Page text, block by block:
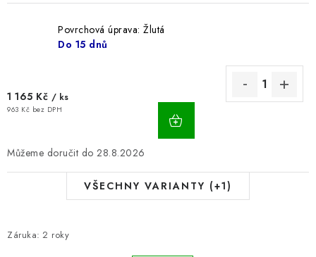
Povrchová úprava: Žlutá
Do 15 dnů
1 165 Kč / ks
963 Kč bez DPH
28.8.2026
VŠECHNY VARIANTY (+1)
Záruka: 2 roky